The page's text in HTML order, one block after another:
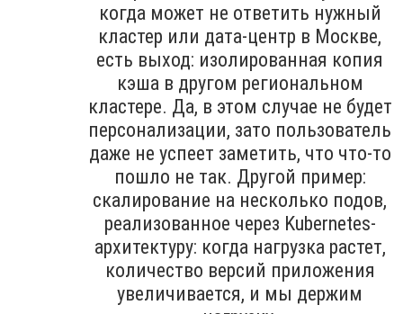
когда может не ответить нужный
кластер или дата-центр в Москве,
есть выход: изолированная копия
кэша в другом региональном
кластере. Да, в этом случае не будет
персонализации, зато пользователь
даже не успеет заметить, что что-то
пошло не так. Другой пример:
скалирование на несколько подов,
реализованное через Kubernetes-
архитектуру: когда нагрузка растет,
количество версий приложения
увеличивается, и мы держим